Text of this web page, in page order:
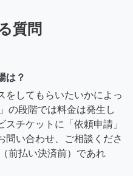
質問
は？
をしてもらいたいかによっ
の段階では料金は発生し
チケットに「依頼申請」
問い合わせ、ご相談くださ
前払い決済前）であれ